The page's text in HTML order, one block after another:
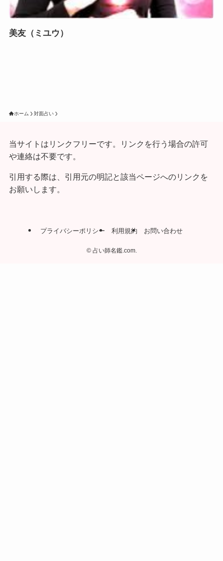
美友（ミユウ）
ホーム 対面占い
当サイトはリンクフリーです。リンクを行う場合の許可
や連絡は不要です。
引用する際は、引用元の明記と該当ページへのリンクを
お願いします。
プライバシーポリシー 利用規約 お問い合わせ
©占い師名鑑.com.